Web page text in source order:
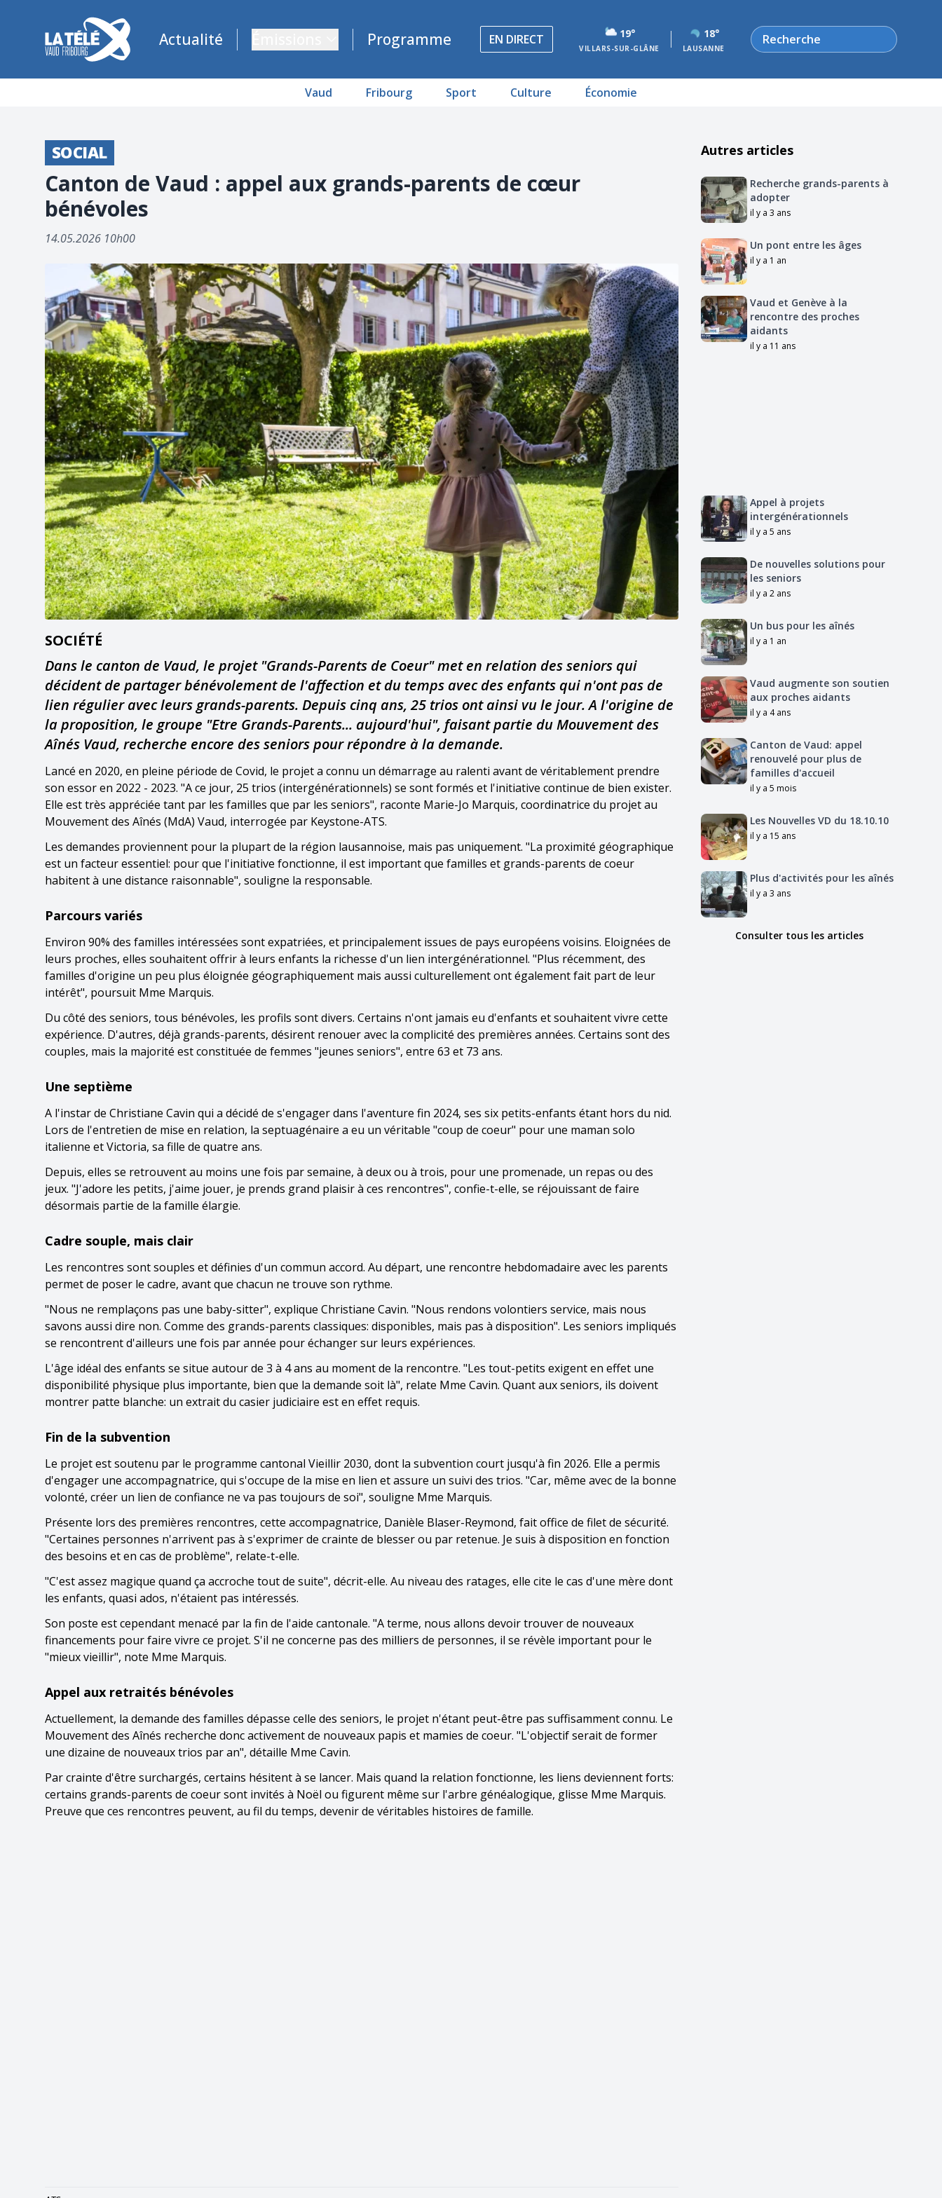
La Télé - Télévision régionale Vaud et Fribourg
Actualité Programme EN DIRECT 19°
VILLARS-SUR-GLÂNE
18°
LAUSANNE
Rechercher
Vaud Fribourg Sport Culture Économie
SOCIAL
Canton de Vaud : appel aux grands-parents de cœur
bénévoles
14.05.2026 10h00
SOCIÉTÉ
Dans le canton de Vaud, le projet "Grands-Parents de Coeur" met en relation des seniors qui
décident de partager bénévolement de l'affection et du temps avec des enfants qui n'ont pas de
lien régulier avec leurs grands-parents. Depuis cinq ans, 25 trios ont ainsi vu le jour. A l'origine de
la proposition, le groupe "Etre Grands-Parents... aujourd'hui", faisant partie du Mouvement des
Aînés Vaud, recherche encore des seniors pour répondre à la demande.
Lancé en 2020, en pleine période de Covid, le projet a connu un démarrage au ralenti avant de véritablement prendre
son essor en 2022 - 2023. "A ce jour, 25 trios (intergénérationnels) se sont formés et l'initiative continue de bien exister.
Elle est très appréciée tant par les familles que par les seniors", raconte Marie-Jo Marquis, coordinatrice du projet au
Mouvement des Aînés (MdA) Vaud, interrogée par Keystone-ATS.
Les demandes proviennent pour la plupart de la région lausannoise, mais pas uniquement. "La proximité géographique
est un facteur essentiel: pour que l'initiative fonctionne, il est important que familles et grands-parents de coeur
habitent à une distance raisonnable", souligne la responsable.
Parcours variés
Environ 90% des familles intéressées sont expatriées, et principalement issues de pays européens voisins. Eloignées de
leurs proches, elles souhaitent offrir à leurs enfants la richesse d'un lien intergénérationnel. "Plus récemment, des
familles d'origine un peu plus éloignée géographiquement mais aussi culturellement ont également fait part de leur
intérêt", poursuit Mme Marquis.
Du côté des seniors, tous bénévoles, les profils sont divers. Certains n'ont jamais eu d'enfants et souhaitent vivre cette
expérience. D'autres, déjà grands-parents, désirent renouer avec la complicité des premières années. Certains sont des
couples, mais la majorité est constituée de femmes "jeunes seniors", entre 63 et 73 ans.
Une septième
A l'instar de Christiane Cavin qui a décidé de s'engager dans l'aventure fin 2024, ses six petits-enfants étant hors du nid.
Lors de l'entretien de mise en relation, la septuagénaire a eu un véritable "coup de coeur" pour une maman solo
italienne et Victoria, sa fille de quatre ans.
Depuis, elles se retrouvent au moins une fois par semaine, à deux ou à trois, pour une promenade, un repas ou des
jeux. "J'adore les petits, j'aime jouer, je prends grand plaisir à ces rencontres", confie-t-elle, se réjouissant de faire
désormais partie de la famille élargie.
Cadre souple, mais clair
Les rencontres sont souples et définies d'un commun accord. Au départ, une rencontre hebdomadaire avec les parents
permet de poser le cadre, avant que chacun ne trouve son rythme.
"Nous ne remplaçons pas une baby-sitter", explique Christiane Cavin. "Nous rendons volontiers service, mais nous
savons aussi dire non. Comme des grands-parents classiques: disponibles, mais pas à disposition". Les seniors impliqués
se rencontrent d'ailleurs une fois par année pour échanger sur leurs expériences.
L'âge idéal des enfants se situe autour de 3 à 4 ans au moment de la rencontre. "Les tout-petits exigent en effet une
disponibilité physique plus importante, bien que la demande soit là", relate Mme Cavin. Quant aux seniors, ils doivent
montrer patte blanche: un extrait du casier judiciaire est en effet requis.
Fin de la subvention
Le projet est soutenu par le programme cantonal Vieillir 2030, dont la subvention court jusqu'à fin 2026. Elle a permis
d'engager une accompagnatrice, qui s'occupe de la mise en lien et assure un suivi des trios. "Car, même avec de la bonne
volonté, créer un lien de confiance ne va pas toujours de soi", souligne Mme Marquis.
Présente lors des premières rencontres, cette accompagnatrice, Danièle Blaser-Reymond, fait office de filet de sécurité.
"Certaines personnes n'arrivent pas à s'exprimer de crainte de blesser ou par retenue. Je suis à disposition en fonction
des besoins et en cas de problème", relate-t-elle.
"C'est assez magique quand ça accroche tout de suite", décrit-elle. Au niveau des ratages, elle cite le cas d'une mère dont
les enfants, quasi ados, n'étaient pas intéressés.
Son poste est cependant menacé par la fin de l'aide cantonale. "A terme, nous allons devoir trouver de nouveaux
financements pour faire vivre ce projet. S'il ne concerne pas des milliers de personnes, il se révèle important pour le
"mieux vieillir", note Mme Marquis.
Appel aux retraités bénévoles
Actuellement, la demande des familles dépasse celle des seniors, le projet n'étant peut-être pas suffisamment connu. Le
Mouvement des Aînés recherche donc activement de nouveaux papis et mamies de coeur. "L'objectif serait de former
une dizaine de nouveaux trios par an", détaille Mme Cavin.
Par crainte d'être surchargés, certains hésitent à se lancer. Mais quand la relation fonctionne, les liens deviennent forts:
certains grands-parents de coeur sont invités à Noël ou figurent même sur l'arbre généalogique, glisse Mme Marquis.
Preuve que ces rencontres peuvent, au fil du temps, devenir de véritables histoires de famille.
Autres articles
Recherche grands-parents à
adopter
il y a 3 ans
Un pont entre les âges
il y a 1 an
Vaud et Genève à la
rencontre des proches
aidants
il y a 11 ans
Appel à projets
intergénérationnels
il y a 5 ans
De nouvelles solutions pour
les seniors
il y a 2 ans
Un bus pour les aînés
il y a 1 an
Vaud augmente son soutien
aux proches aidants
il y a 4 ans
Canton de Vaud: appel
renouvelé pour plus de
familles d'accueil
il y a 5 mois
Les Nouvelles VD du 18.10.10
il y a 15 ans
Plus d'activités pour les aînés
il y a 3 ans
Consulter tous les articles